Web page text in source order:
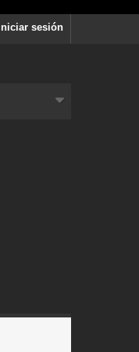
Iniciar sesión